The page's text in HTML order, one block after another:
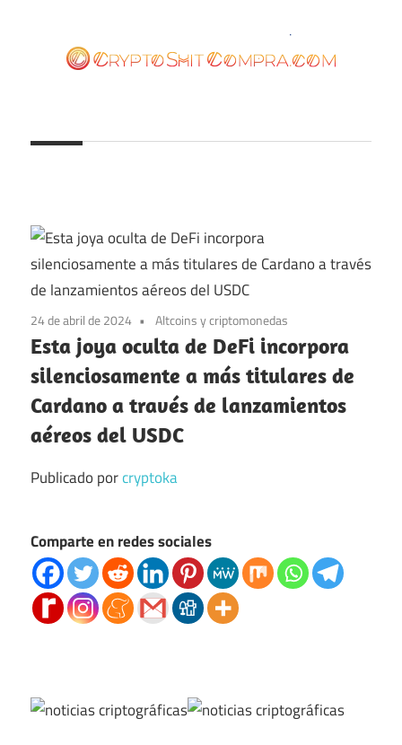
contenido
24 de abril de 2024 Altcoins y criptomonedas
Esta joya oculta de DeFi incorpora
silenciosamente a más titulares de
Cardano a través de lanzamientos
aéreos del USDC
Publicado porcryptoka
Comparte en redes sociales